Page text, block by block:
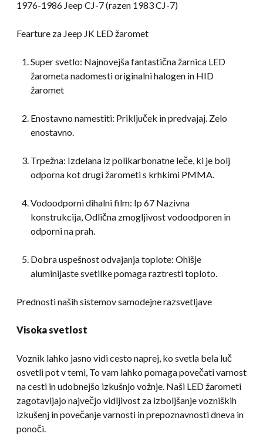
1976-1986 Jeep CJ-7 (razen 1983 CJ-7)
Fearture za Jeep JK LED žaromet
Super svetlo: Najnovejša fantastična žarnica LED
žarometa nadomesti originalni halogen in HID
žaromet
Enostavno namestiti: Priključek in predvajaj. Zelo
enostavno.
Trpežna: Izdelana iz polikarbonatne leče, ki je bolj
odporna kot drugi žarometi s krhkimi PMMA.
Vodoodporni dihalni film: Ip 67 Nazivna
konstrukcija, Odlična zmogljivost vodoodporen in
odporni na prah.
Dobra uspešnost odvajanja toplote: Ohišje
aluminijaste svetilke pomaga raztresti toploto.
Prednosti naših sistemov samodejne razsvetljave
Visoka svetlost
Voznik lahko jasno vidi cesto naprej, ko svetla bela luč
osvetli pot v temi, To vam lahko pomaga povečati varnost
na cesti in udobnejšo izkušnjo vožnje. Naši LED žarometi
zagotavljajo največjo vidljivost za izboljšanje vozniških
izkušenj in povečanje varnosti in prepoznavnosti dneva in
ponoči.